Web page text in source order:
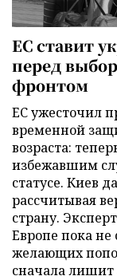
ЕС ставит
перед
фронтом
ЕС ужесточил
временной
возраста:
избежавшим
статусе. Киев
рассчитывая
страну.
Европе пока не
желающих
сначала лишит